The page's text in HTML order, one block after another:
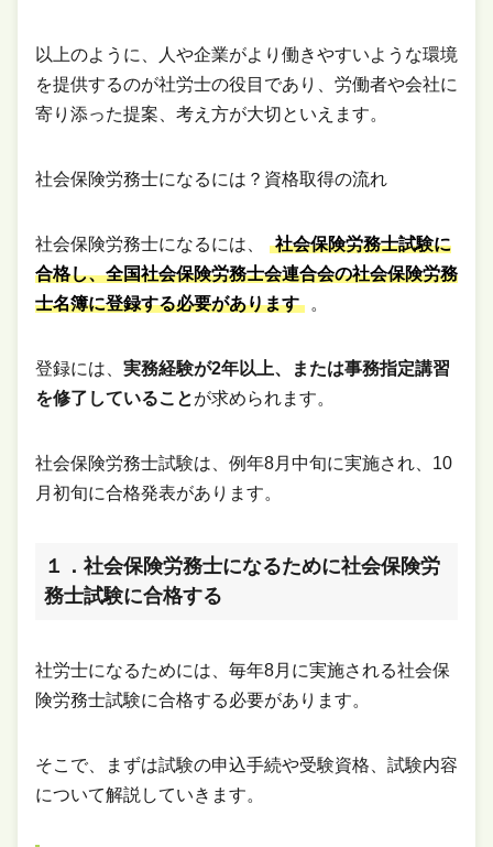
以上のように、人や企業がより働きやすいような環境
を提供するのが社労士の役目であり、労働者や会社に
寄り添った提案、考え方が大切といえます。
社会保険労務士になるには？資格取得の流れ
社会保険労務士になるには、
社会保険労務士試験に
合格し、全国社会保険労務士会連合会の社会保険労務
士名簿に登録する必要があります
。
登録には、 実務経験が2年以上、または事務指定講習
を修了していることが求められます。
社会保険労務士試験は、例年8月中旬に実施され、10
月初旬に合格発表があります。
１．社会保険労務士になるために社会保険労
務士試験に合格する
社労士になるためには、毎年8月に実施される社会保
険労務士試験に合格する必要があります。
そこで、まずは試験の申込手続や受験資格、試験内容
について解説していきます。